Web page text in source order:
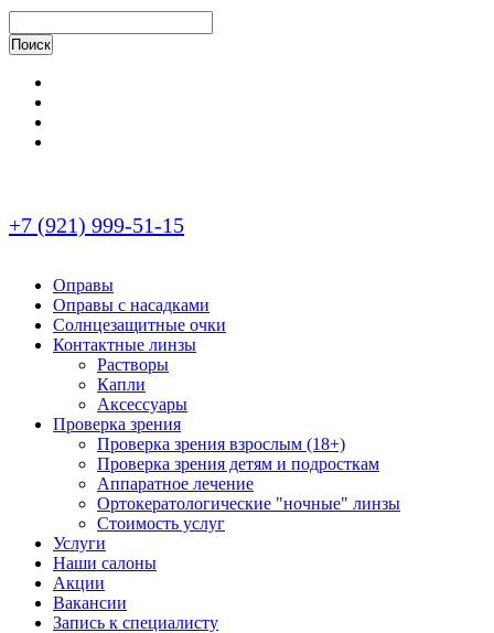
+7 (921) 999-51-15
Оправы
Оправы с насадками
Солнцезащитные очки
Контактные линзы
Растворы
Капли
Аксессуары
Проверка зрения
Проверка зрения взрослым (18+)
Проверка зрения детям и подросткам
Аппаратное лечение
Ортокератологические "ночные" линзы
Стоимость услуг
Услуги
Наши салоны
Акции
Вакансии
Запись к специалисту